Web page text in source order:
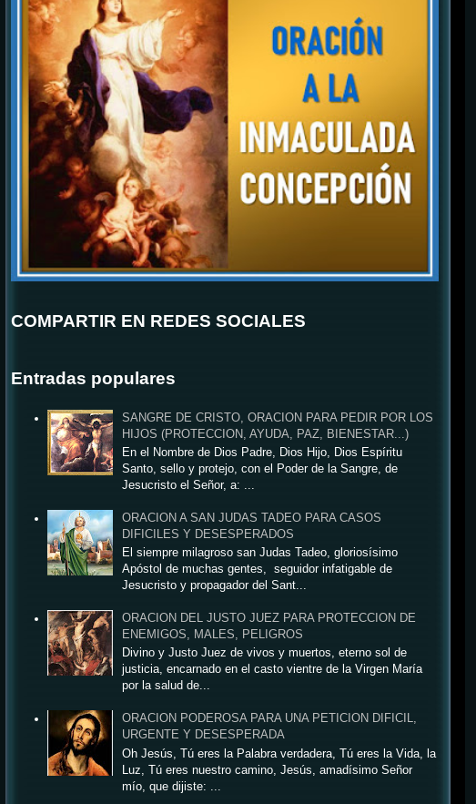
COMPARTIR EN REDES SOCIALES
Entradas populares
SANGRE DE CRISTO, ORACION PARA PEDIR POR LOS
HIJOS (PROTECCION, AYUDA, PAZ, BIENESTAR...)
En el Nombre de Dios Padre, Dios Hijo, Dios Espíritu
Santo, sello y protejo, con el Poder de la Sangre, de
Jesucristo el Señor, a: ...
ORACION A SAN JUDAS TADEO PARA CASOS
DIFICILES Y DESESPERADOS
El siempre milagroso san Judas Tadeo, gloriosísimo
Apóstol de muchas gentes, seguidor infatigable de
Jesucristo y propagador del Sant...
ORACION DEL JUSTO JUEZ PARA PROTECCION DE
ENEMIGOS, MALES, PELIGROS
Divino y Justo Juez de vivos y muertos, eterno sol de
justicia, encarnado en el casto vientre de la Virgen María
por la salud de...
ORACION PODEROSA PARA UNA PETICION DIFICIL,
URGENTE Y DESESPERADA
Oh Jesús, Tú eres la Palabra verdadera, Tú eres la Vida, la
Luz, Tú eres nuestro camino, Jesús, amadísimo Señor
mío, que dijiste: ...